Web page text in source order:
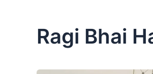
Ragi Bhai